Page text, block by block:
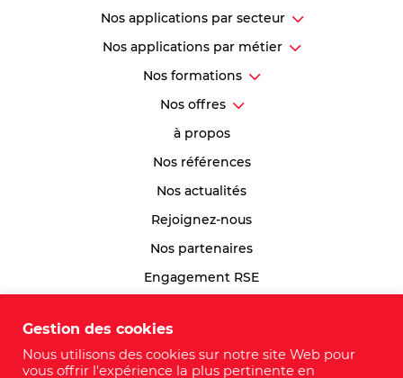
Nos applications par secteur
Nos applications par métier
Nos formations
Nos offres
à propos
Nos références
Nos actualités
Rejoignez-nous
Nos partenaires
Engagement RSE
Plan du site
Gestion des cookies
Nous utilisons des cookies sur notre site Web pour
vous offrir l'expérience la plus pertinente en